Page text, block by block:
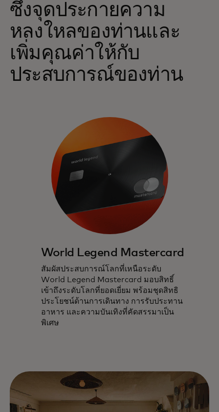
ซึ่งจุดประกายความ
หลงใหลของท่านและ
เพิ่มคุณค่าให้กับ
ประสบการณ์ของท่าน
World Legend Mastercard
สัมผัสประสบการณ์โลกที่เหนือระดับ
World Legend Mastercard มอบสิทธิ์
เข้าถึงระดับโลกที่ยอดเยี่ยม พร้อมชุดสิทธิ
ประโยชน์ด้านการเดินทาง การรับประทาน
อาหาร และความบันเทิงที่คัดสรรมาเป็น
พิเศษ